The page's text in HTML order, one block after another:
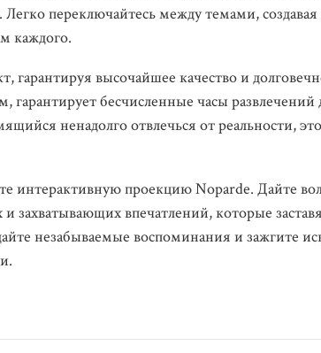
Легко переключайтесь между темами,
каждого.
гарантируя высочайшее качество и
бесчисленные часы развлечений
ненадолго отвлечься от реальности,
интерактивную проекцию Noparde. Дайте
впечатлений, которые
незабываемые воспоминания и зажгите